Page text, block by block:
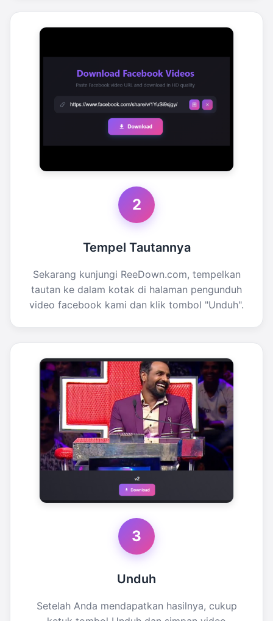
2
Tempel Tautannya
Sekarang kunjungi ReeDown.com, tempelkan
tautan ke dalam kotak di halaman pengunduh
video facebook kami dan klik tombol "Unduh".
3
Unduh
Setelah Anda mendapatkan hasilnya, cukup